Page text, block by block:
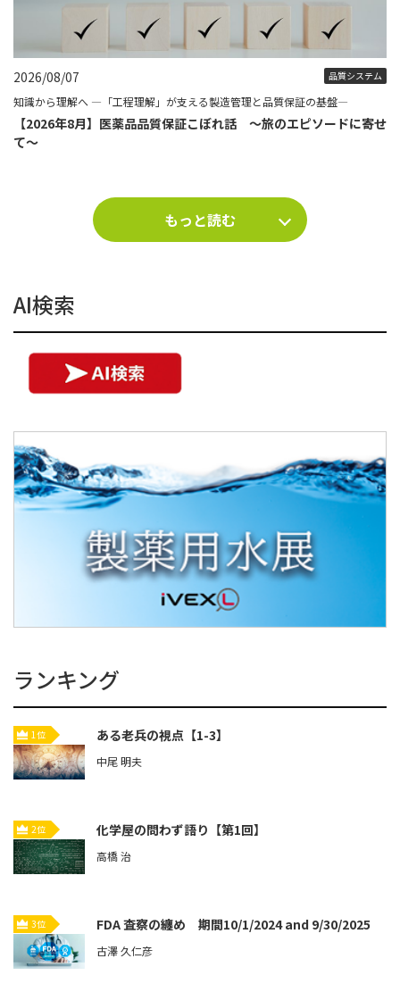
2026/08/07 品質システム
知識から理解へ ―「工程理解」が支える製造管理と品質保証の基盤―
【2026年8月】医薬品品質保証こぼれ話 ～旅のエピソードに寄せ
て～
もっと読む
AI検索
ランキング
1位 ある老兵の視点【1-3】
中尾 明夫
2位 化学屋の問わず語り【第1回】
高橋 治
3位 FDA 査察の纏め 期間10/1/2024 and 9/30/2025
古澤 久仁彦